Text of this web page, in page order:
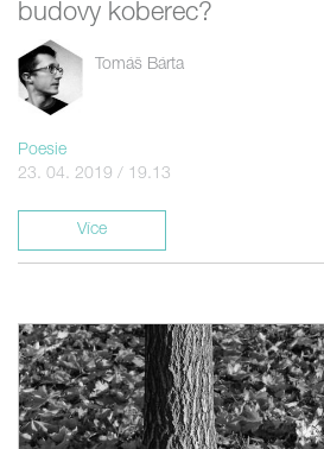
budovy koberec?
Tomáš Bárta
Poesie
23. 04. 2019 / 19.13
Více